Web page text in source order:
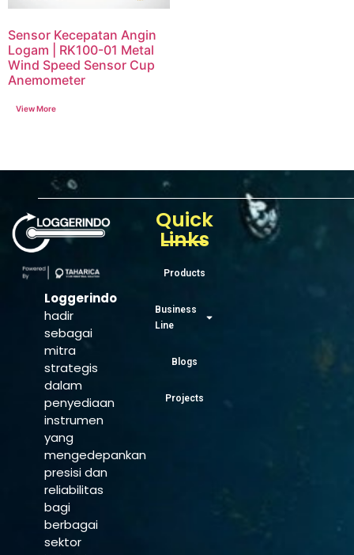
Sensor Kecepatan Angin
Logam | RK100-01 Metal
Wind Speed Sensor Cup
Anemometer
Loggerindo
hadir
sebagai
mitra
strategis
dalam
penyediaan
instrumen
yang
mengedepankan
presisi dan
reliabilitas
bagi
berbagai
sektor
Quick
Links
Products
Business
Line
Blogs
Projects